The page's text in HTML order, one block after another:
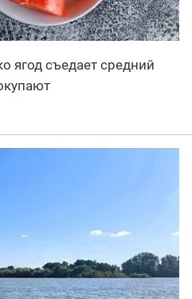
ягод съедает средний